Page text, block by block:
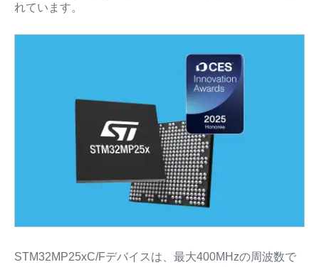
れています。
STM32MP25xC/Fデバイスは、最大400MHzの周波数で